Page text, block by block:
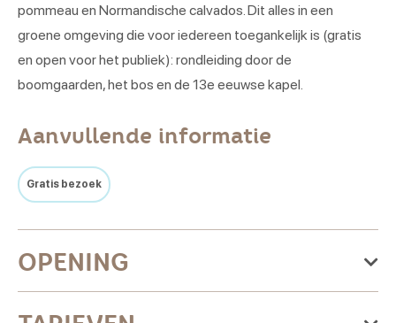
pommeau en Normandische calvados. Dit alles in een
groene omgeving die voor iedereen toegankelijk is (gratis
en open voor het publiek): rondleiding door de
boomgaarden, het bos en de 13e eeuwse kapel.
Aanvullende informatie
Gratis bezoek
OPENING
Van donderdag 01 januari 2026